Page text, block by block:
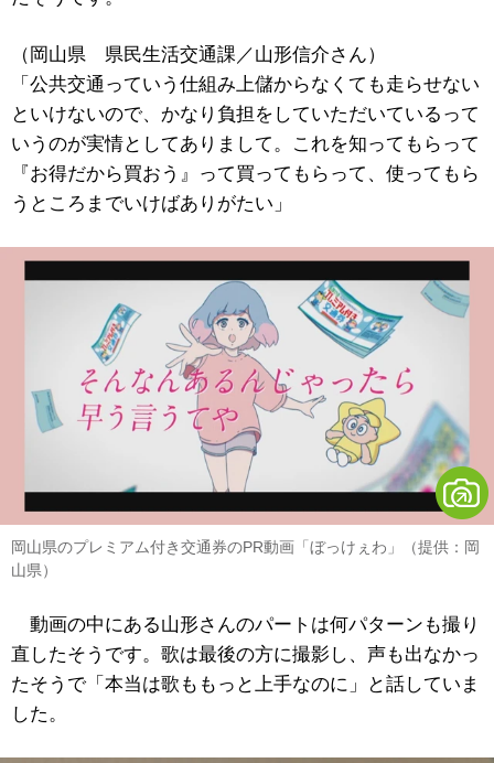
（岡山県 県民生活交通課／山形信介さん）
「公共交通っていう仕組み上儲からなくても走らせない
といけないので、かなり負担をしていただいているって
いうのが実情としてありまして。これを知ってもらって
『お得だから買おう』って買ってもらって、使ってもら
うところまでいけばありがたい」
岡山県のプレミアム付き交通券のPR動画「ぼっけぇわ」（提供：岡
山県）
動画の中にある山形さんのパートは何パターンも撮り
直したそうです。歌は最後の方に撮影し、声も出なかっ
たそうで「本当は歌ももっと上手なのに」と話していま
した。